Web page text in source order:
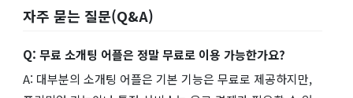
자주 묻는 질문(Q&A)
Q: 무료 소개팅 어플은 정말 무료로 이용 가능한가요?
A: 대부분의 소개팅 어플은 기본 기능은 무료로 제공하지만,